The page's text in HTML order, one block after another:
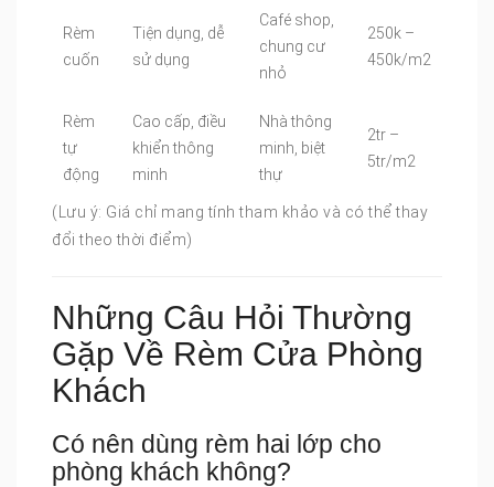
Rèm
cuốn
Tiện dụng, dễ
sử dụng
Café shop,
chung cư
nhỏ
250k –
450k/m2
Rèm
tự
động
Cao cấp, điều
khiển thông
minh
Nhà thông
minh, biệt
thự
2tr –
5tr/m2
(Lưu ý: Giá chỉ mang tính tham khảo và có thể thay
đổi theo thời điểm)
Những Câu Hỏi Thường
Gặp Về Rèm Cửa Phòng
Khách
Có nên dùng rèm hai lớp cho
phòng khách không?